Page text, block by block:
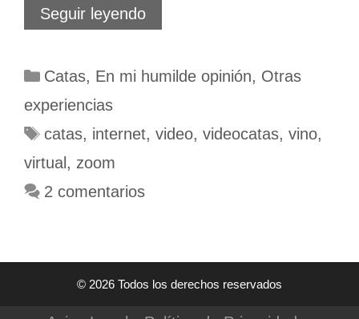
Seguir leyendoLa
nueva
de
Categorías
Catas, En mi humilde opinión, Otras
experiencias
Etiquetas
catas, internet, video, videocatas, vino,
virtual , zoom
2 comentarios
© 2026 Todos los derechos reservados